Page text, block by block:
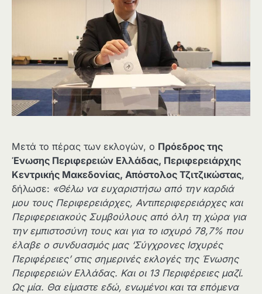
Μετά το πέρας των εκλογών, ο Πρόεδρος της
Ένωσης Περιφερειών Ελλάδας, Περιφερειάρχης
Κεντρικής Μακεδονίας, Απόστολος Τζιτζικώστας,
δήλωσε: «Θέλω να ευχαριστήσω από την καρδιά
μου τους Περιφερειάρχες, Αντιπεριφερειάρχες και
Περιφερειακούς Συμβούλους από όλη τη χώρα για
την εμπιστοσύνη τους και για το ισχυρό 78,7% που
έλαβε ο συνδυασμός μας ‘Σύγχρονες Ισχυρές
Περιφέρειες’ στις σημερινές εκλογές της Ένωσης
Περιφερειών Ελλάδας. Και οι 13 Περιφέρειες μαζί.
Ως μία. Θα είμαστε εδώ, ενωμένοι και τα επόμενα